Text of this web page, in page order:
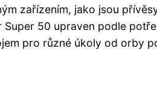
zařízením, jako jsou
50 upraven podle
pro různé úkoly od orby